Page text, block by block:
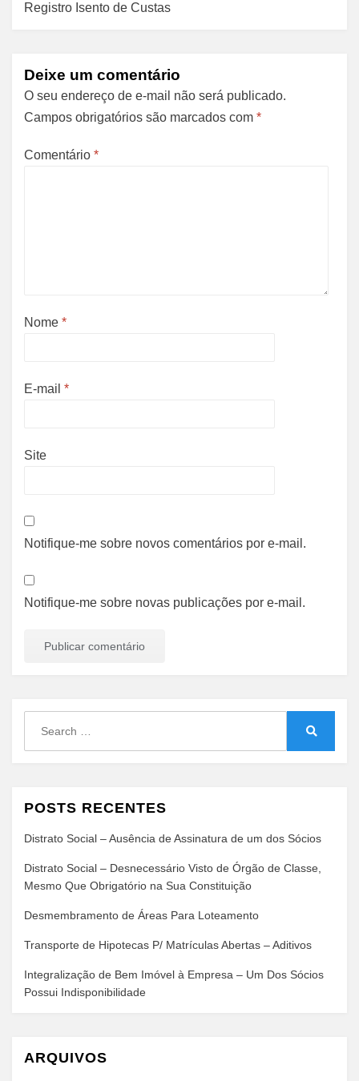
Registro Isento de Custas
Deixe um comentário
O seu endereço de e-mail não será publicado.
Campos obrigatórios são marcados com *
Comentário *
Nome *
E-mail *
Site
Notifique-me sobre novos comentários por e-mail.
Notifique-me sobre novas publicações por e-mail.
POSTS RECENTES
Distrato Social – Ausência de Assinatura de um dos Sócios
Distrato Social – Desnecessário Visto de Órgão de Classe,
Mesmo Que Obrigatório na Sua Constituição
Desmembramento de Áreas Para Loteamento
Transporte de Hipotecas P/ Matrículas Abertas – Aditivos
Integralização de Bem Imóvel à Empresa – Um Dos Sócios
Possui Indisponibilidade
ARQUIVOS